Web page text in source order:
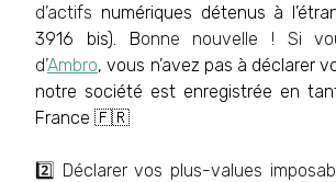
d’actifs numériques détenus à
3916 bis). Bonne nouvelle ! Si
d’Ambro, vous n’avez pas à déclarer
notre société est enregistrée en
France 🇫🇷
2️⃣ Déclarer vos plus-values